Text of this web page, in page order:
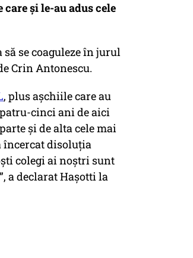
și le-au adus cele
să se coaguleze în jurul
Crin Antonescu.
, plus aşchiile care au
cinci ani de aici
şi de alta cele mai
încercat disoluţia
colegi ai noştri sunt
a declarat Hașotti la